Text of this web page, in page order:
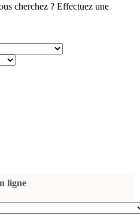
cherchez ? Effectuez une
ligne